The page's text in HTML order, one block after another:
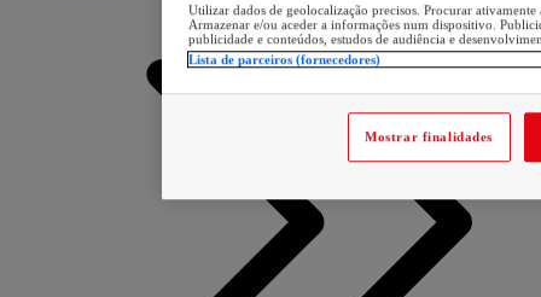
Utilizar dados de geolocalização precisos. Procurar
Armazenar e/ou aceder a informações num dispositivo.
publicidade e conteúdos, estudos de audiência e
Lista de parceiros (fornecedores)
Mostrar finalidades